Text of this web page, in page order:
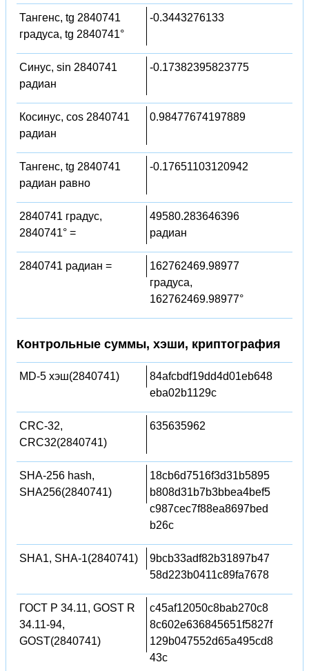
Тангенс, tg 2840741
градуса, tg 2840741°
-0.3443276133
Синус, sin 2840741
радиан
-0.17382395823775
Косинус, cos 2840741
радиан
0.98477674197889
Тангенс, tg 2840741
радиан равно
-0.17651103120942
2840741 градус,
2840741° =
49580.283646396
радиан
2840741 радиан =
162762469.98977
градуса,
162762469.98977°
Контрольные суммы, хэши, криптография
MD-5 хэш(2840741)
84afcbdf19dd4d01eb648
eba02b1129c
CRC-32,
CRC32(2840741)
635635962
SHA-256 hash,
SHA256(2840741)
18cb6d7516f3d31b5895
b808d31b7b3bbea4bef5
c987cec7f88ea8697bed
b26c
SHA1, SHA-1(2840741)
9bcb33adf82b31897b47
58d223b0411c89fa7678
ГОСТ Р 34.11, GOST R
34.11-94,
GOST(2840741)
c45af12050c8bab270c8
8c602e636845651f5827f
129b047552d65a495cd8
43c